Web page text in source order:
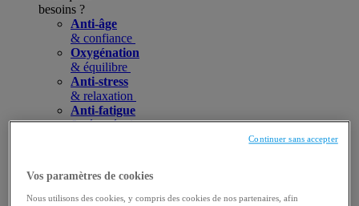
besoins ?
Anti-âge
& confiance
Oxygénation
& équilibre
Anti-stress
& relaxation
Anti-fatigue
& récupération
et programmes
Demi-journée
Vos paramètres de cookies
Nous utilisons des cookies, y compris des cookies de nos partenaires, afin
Continuer sans accepter